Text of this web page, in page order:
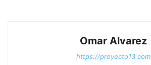
Omar Alvarez
https://proyecto13.com